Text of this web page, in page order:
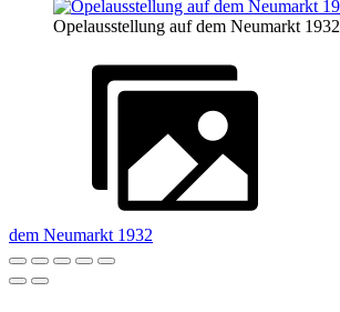
Opelausstellung auf dem Neumarkt 1932
dem Neumarkt 1932